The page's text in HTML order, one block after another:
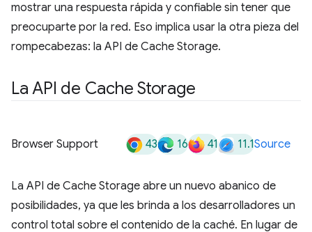
mostrar una respuesta rápida y confiable sin tener que
preocuparte por la red. Eso implica usar la otra pieza del
rompecabezas: la API de Cache Storage.
La API de Cache Storage
Browser Support 43 16 41 11.1Source
La API de Cache Storage abre un nuevo abanico de
posibilidades, ya que les brinda a los desarrolladores un
control total sobre el contenido de la caché. En lugar de